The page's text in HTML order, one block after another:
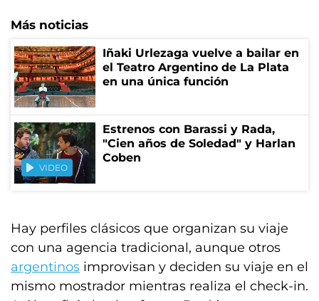
Más noticias
Iñaki Urlezaga vuelve a bailar en
el Teatro Argentino de La Plata
en una única función
VIDEO
Estrenos con Barassi y Rada,
"Cien años de Soledad" y Harlan
Coben
Hay perfiles clásicos que organizan su viaje
con una agencia tradicional, aunque otros
argentinos improvisan y deciden su viaje en el
mismo mostrador mientras realiza el check-in.